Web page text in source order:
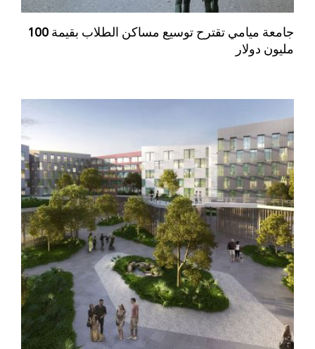
جامعة ميامي تقترح توسيع مساكن الطلاب بقيمة 100
مليون دولار